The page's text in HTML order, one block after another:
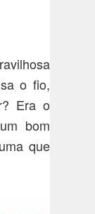
o fio,
Era o
bom
que